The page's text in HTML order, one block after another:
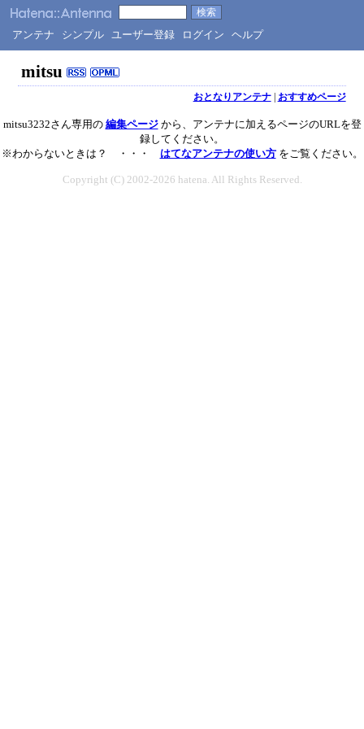
アンテナ シンプル ユーザー登録 ログイン ヘルプ
mitsu
おとなりアンテナ| おすすめページ
mitsu3232さん専用の 編集ページから、アンテナに加えるページのURLを登
録してください。
※わからないときは？ ・・・ はてなアンテナの使い方をご覧ください。
Copyright (C) 2002-2026 hatena. All Rights Reserved.